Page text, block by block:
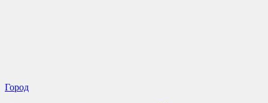
Город